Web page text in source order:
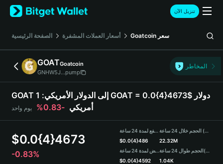
English
日本語
Русский
Español (Latinoamérica)
Türkçe
Deutsch
简体中文
Português (Portugal)
Bahasa Indonesia
تنزيل الآن
الصفحة الرئيسية أسعار العملات المشفرة Goatcoin سعر
GOATGoatcoin
GNHW5J...pump
المخاطر
GOAT إلى الدولار الأمريكي: 1 GOAT = 0.0{4}4673$ دولار
أمريكي -0.83% يوم واحد
$0.0{4}4673
-0.83%
مرتفع لمدة 24 ساعة
$0.0{4}486
منخفض لمدة 24 ساعة
$0.0{4}4592
الحجم خلال 24 ساعة (GOAT)
22.32M
الحجم طوال 24 ساعة(USDT)
1.04K